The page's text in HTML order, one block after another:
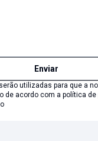
Enviar
utilizadas para que a
de acordo com a política de